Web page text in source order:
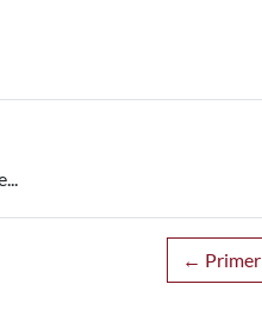
← Primer